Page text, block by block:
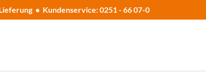
• Kundenservice: 0251 - 66 07-0